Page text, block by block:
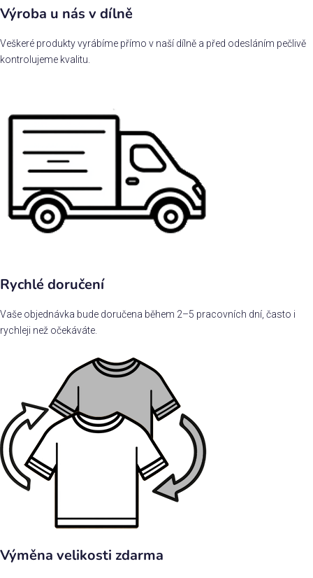
Výroba u nás v dílně
Veškeré produkty vyrábíme přímo v naší dílně a před odesláním pečlivě
kontrolujeme kvalitu.
Rychlé doručení
Vaše objednávka bude doručena během 2–5 pracovních dní, často i
rychleji než očekáváte.
Výměna velikosti zdarma